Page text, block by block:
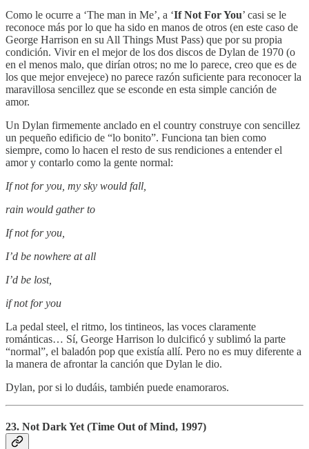
Como le ocurre a ‘The man in Me’, a ‘If Not For You’ casi se le
reconoce más por lo que ha sido en manos de otros (en este caso de
George Harrison en su All Things Must Pass) que por su propia
condición. Vivir en el mejor de los dos discos de Dylan de 1970 (o
en el menos malo, que dirían otros; no me lo parece, creo que es de
los que mejor envejece) no parece razón suficiente para reconocer la
maravillosa sencillez que se esconde en esta simple canción de
amor.
Un Dylan firmemente anclado en el country construye con sencillez
un pequeño edificio de “lo bonito”. Funciona tan bien como
siempre, como lo hacen el resto de sus rendiciones a entender el
amor y contarlo como la gente normal:
If not for you, my sky would fall,
rain would gather to
If not for you,
I’d be nowhere at all
I’d be lost,
if not for you
La pedal steel, el ritmo, los tintineos, las voces claramente
románticas… Sí, George Harrison lo dulcificó y sublimó la parte
“normal”, el baladón pop que existía allí. Pero no es muy diferente a
la manera de afrontar la canción que Dylan le dio.
Dylan, por si lo dudáis, también puede enamoraros.
23. Not Dark Yet (Time Out of Mind, 1997)